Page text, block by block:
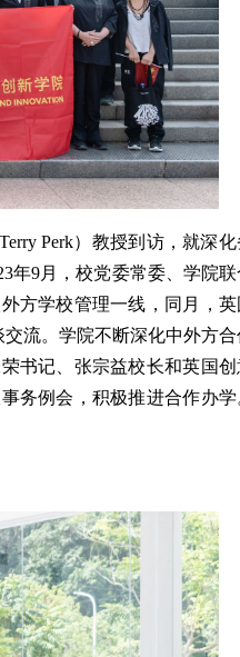
Perk）教授到访，就深
年9月，校党委常委、学院联
方学校管理一线，同月，英
流。学院不断深化中外方合
书记、张宗益校长和英国创
务例会，积极推进合作办学